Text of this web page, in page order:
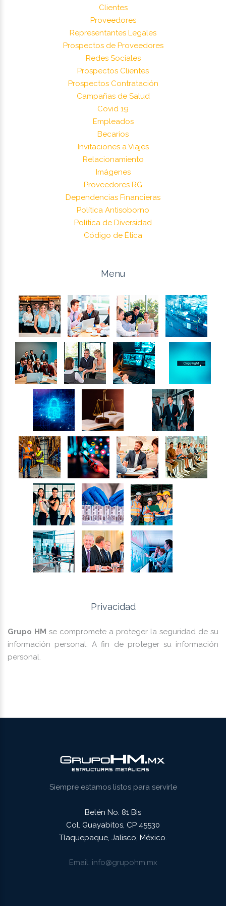
Clientes
Proveedores
Representantes Legales
Prospectos de Proveedores
Redes Sociales
Prospectos Clientes
Prospectos Contratación
Campañas de Salud
Covid 19
Empleados
Becarios
Invitaciones a Viajes
Relacionamiento
Imágenes
Proveedores RG
Dependencias Financieras
Política Antisoborno
Política de Diversidad
Código de Ética
Menu
Privacidad
Grupo HM se compromete a proteger la seguridad de su
información personal. A fin de proteger su información
personal.
Siempre estamos listos para servirle
Belén No. 81 Bis
Col. Guayabitos, CP 45530
Tlaquepaque, Jalisco, México.
Email info@grupohm.mx